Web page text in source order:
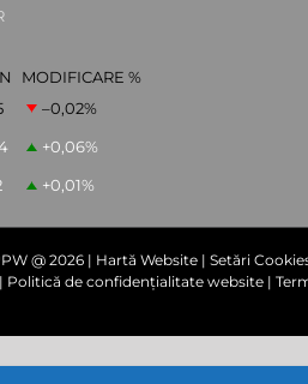
MODIFICARE %
–0,02%
+0,06%
+0,01%
@2026 | Hartă Website| Setări
Politică de confidențialitate website|